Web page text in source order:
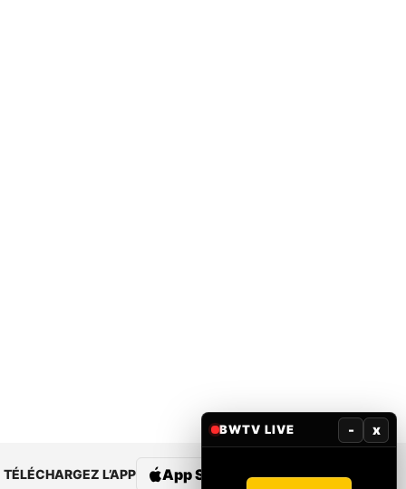
TÉLÉCHARGEZ L’APP App Store Google Play
BWTV LIVE - x